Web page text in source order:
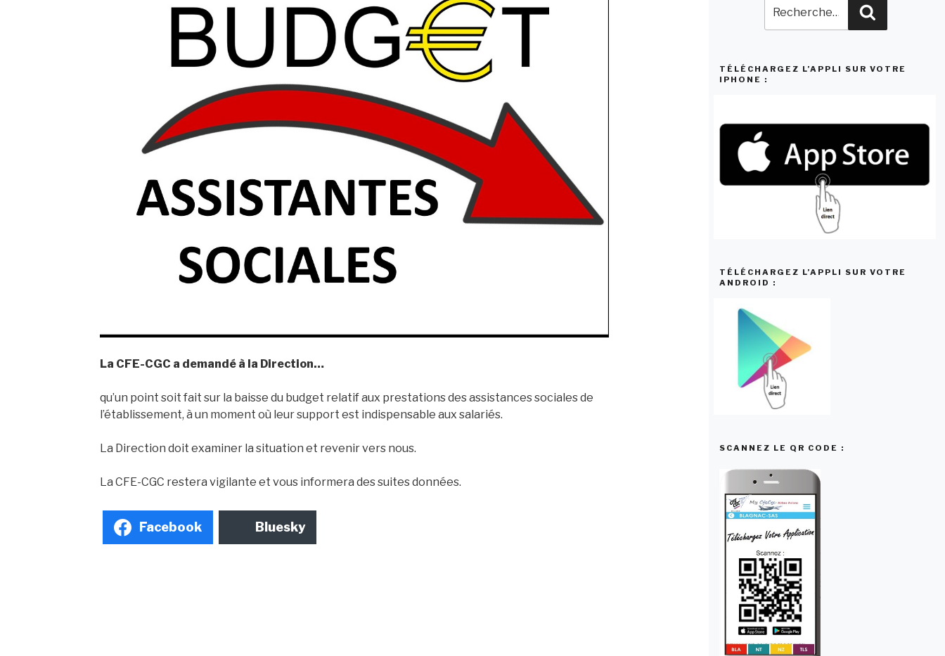
La CFE-CGC a demandé à la Direction…
qu’un point soit fait sur la baisse du budget relatif aux prestations des assistances sociales de
l’établissement, à un moment où leur support est indispensable aux salariés.
La Direction doit examiner la situation et revenir vers nous.
La CFE-CGC restera vigilante et vous informera des suites données.
Facebook Bluesky
pour
TÉLÉCHARGEZ L’APPLI SUR VOTRE
IPHONE :
TÉLÉCHARGEZ L’APPLI SUR VOTRE
ANDROID :
SCANNEZ LE QR CODE :